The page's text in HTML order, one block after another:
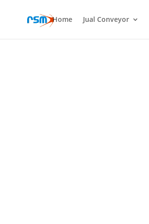
Home Jual Conveyor